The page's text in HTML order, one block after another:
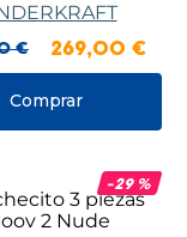
€ 269,00 €
Comprar
-29%